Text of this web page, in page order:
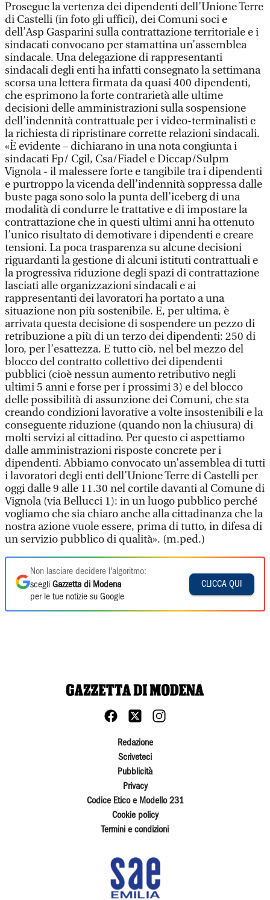
Prosegue la vertenza dei dipendenti dell’Unione Terre
di Castelli (in foto gli uffici), dei Comuni soci e
dell’Asp Gasparini sulla contrattazione territoriale e i
sindacati convocano per stamattina un’assemblea
sindacale. Una delegazione di rappresentanti
sindacali degli enti ha infatti consegnato la settimana
scorsa una lettera firmata da quasi 400 dipendenti,
che esprimono la forte contrarietà alle ultime
decisioni delle amministrazioni sulla sospensione
dell’indennità contrattuale per i video-terminalisti e
la richiesta di ripristinare corrette relazioni sindacali.
«È evidente – dichiarano in una nota congiunta i
sindacati Fp/ Cgil, Csa/Fiadel e Diccap/Sulpm
Vignola - il malessere forte e tangibile tra i dipendenti
e purtroppo la vicenda dell’indennità soppressa dalle
buste paga sono solo la punta dell’iceberg di una
modalità di condurre le trattative e di impostare la
contrattazione che in questi ultimi anni ha ottenuto
l’unico risultato di demotivare i dipendenti e creare
tensioni. La poca trasparenza su alcune decisioni
riguardanti la gestione di alcuni istituti contrattuali e
la progressiva riduzione degli spazi di contrattazione
lasciati alle organizzazioni sindacali e ai
rappresentanti dei lavoratori ha portato a una
situazione non più sostenibile. E, per ultima, è
arrivata questa decisione di sospendere un pezzo di
retribuzione a più di un terzo dei dipendenti: 250 di
loro, per l’esattezza. E tutto ciò, nel bel mezzo del
blocco del contratto collettivo dei dipendenti
pubblici (cioè nessun aumento retributivo negli
ultimi 5 anni e forse per i prossimi 3) e del blocco
delle possibilità di assunzione dei Comuni, che sta
creando condizioni lavorative a volte insostenibili e la
conseguente riduzione (quando non la chiusura) di
molti servizi al cittadino. Per questo ci aspettiamo
dalle amministrazioni risposte concrete per i
dipendenti. Abbiamo convocato un’assemblea di tutti
i lavoratori degli enti dell’Unione Terre di Castelli per
oggi dalle 9 alle 11.30 nel cortile davanti al Comune di
Vignola (via Bellucci 1): in un luogo pubblico perché
vogliamo che sia chiaro anche alla cittadinanza che la
nostra azione vuole essere, prima di tutto, in difesa di
un servizio pubblico di qualità». (m.ped.)
Non lasciare decidere l'algoritmo:
scegli Gazzetta di Modena
per le tue notizie su Google
CLICCA QUI
Redazione
Scriveteci
Pubblicità
Privacy
Codice Etico e Modello 231
Cookie policy
Termini e condizioni